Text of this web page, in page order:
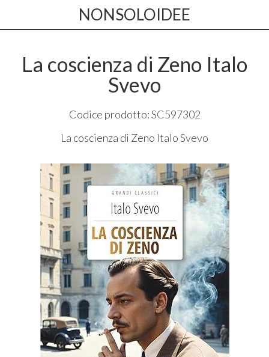
NONSOLOIDEE
La coscienza di Zeno Italo
Svevo
Codice prodotto: SC597302
La coscienza di Zeno Italo Svevo